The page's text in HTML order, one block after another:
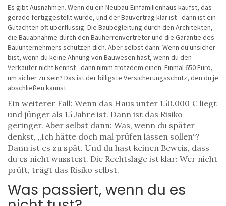
Es gibt Ausnahmen. Wenn du ein Neubau-Einfamilienhaus kaufst, das
gerade fertiggestellt wurde, und der Bauvertrag klar ist - dann ist ein
Gutachten oft überflüssig. Die Baubegleitung durch den Architekten,
die Bauabnahme durch den Bauherrenvertreter und die Garantie des
Bauunternehmers schützen dich. Aber selbst dann: Wenn du unsicher
bist, wenn du keine Ahnung von Bauwesen hast, wenn du den
Verkäufer nicht kennst - dann nimm trotzdem einen. Einmal 650 Euro,
um sicher zu sein? Das ist der billigste Versicherungsschutz, den du je
abschließen kannst.
Ein weiterer Fall: Wenn das Haus unter 150.000 € liegt
und jünger als 15 Jahre ist. Dann ist das Risiko
geringer. Aber selbst dann: Was, wenn du später
denkst, „Ich hätte doch mal prüfen lassen sollen“?
Dann ist es zu spät. Und du hast keinen Beweis, dass
du es nicht wusstest. Die Rechtslage ist klar: Wer nicht
prüft, trägt das Risiko selbst.
Was passiert, wenn du es